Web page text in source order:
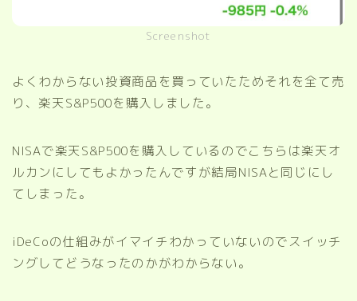
Screenshot
よくわからない投資商品を買っていたためそれを全て売
り、楽天S&P500を購入しました。
NISAで楽天S&P500を購入しているのでこちらは楽天オ
ルカンにしてもよかったんですが結局NISAと同じにし
てしまった。
iDeCoの仕組みがイマイチわかっていないのでスイッチ
ングしてどうなったのかがわからない。